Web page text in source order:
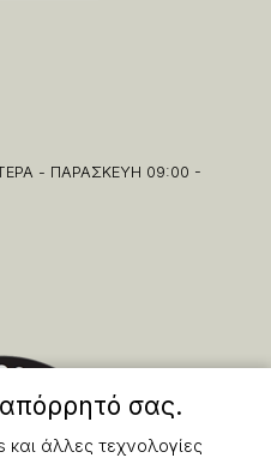
- ΠΑΡΑΣΚΕΥΗ 09:00 -
σας.
άλλες τεχνολογίες